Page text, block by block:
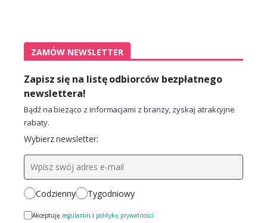
ZAMÓW NEWSLETTER
Zapisz się na listę odbiorców bezpłatnego
newslettera!
Bądź na bieżąco z informacjami z branży, zyskaj atrakcyjne
rabaty.
Wybierz newsletter:
Codzienny Tygodniowy
Akceptuję regulamin i politykę prywatności